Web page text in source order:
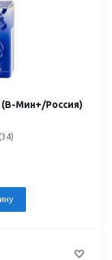
Мин+/Россия)